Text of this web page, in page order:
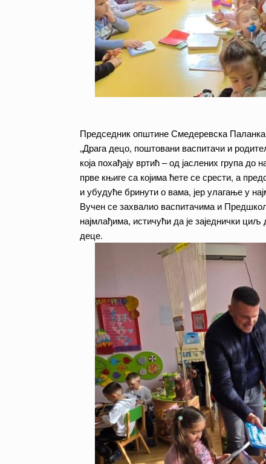
Председник општине Смедеревска
„Драга децо, поштовани васпитачи и
која похађају вртић – од јаслених група
прве књиге са којима ћете се срести, а
и убудуће бринути о вама, јер улагање у
Вучен се захвалио васпитачима и
најмлађима, истичући да је заједнички
деце.